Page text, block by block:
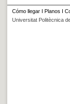
Cómo llegar I Planos I
Universitat Politècnica